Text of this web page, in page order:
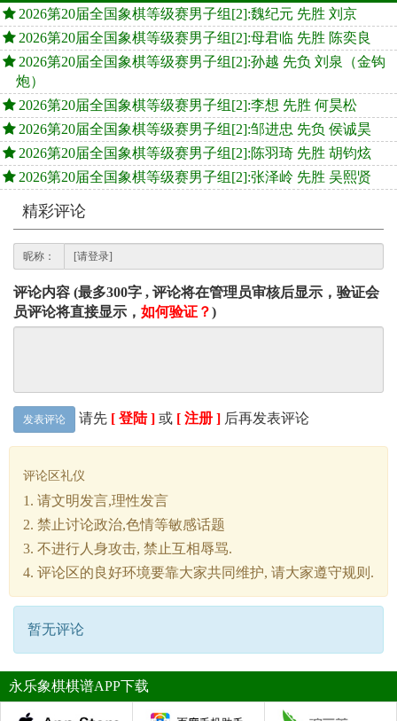
2026第20届全国象棋等级赛男子组[2]:魏纪元 先胜 刘京
2026第20届全国象棋等级赛男子组[2]:母君临 先胜 陈奕良
2026第20届全国象棋等级赛男子组[2]:孙越 先负 刘泉（金钩
炮）
2026第20届全国象棋等级赛男子组[2]:李想 先胜 何昊松
2026第20届全国象棋等级赛男子组[2]:邹进忠 先负 侯诚昊
2026第20届全国象棋等级赛男子组[2]:陈羽琦 先胜 胡钧炫
2026第20届全国象棋等级赛男子组[2]:张泽岭 先胜 吴熙贤
精彩评论
昵称：
评论内容 (最多300字 , 评论将在管理员审核后显示，验证会
员评论将直接显示， 如何验证？)
发表评论 请先 [ 登陆 ] 或 [ 注册 ] 后再发表评论
评论区礼仪
1. 请文明发言,理性发言
2. 禁止讨论政治,色情等敏感话题
3. 不进行人身攻击, 禁止互相辱骂.
4. 评论区的良好环境要靠大家共同维护, 请大家遵守规则.
暂无评论
永乐象棋棋谱APP下载